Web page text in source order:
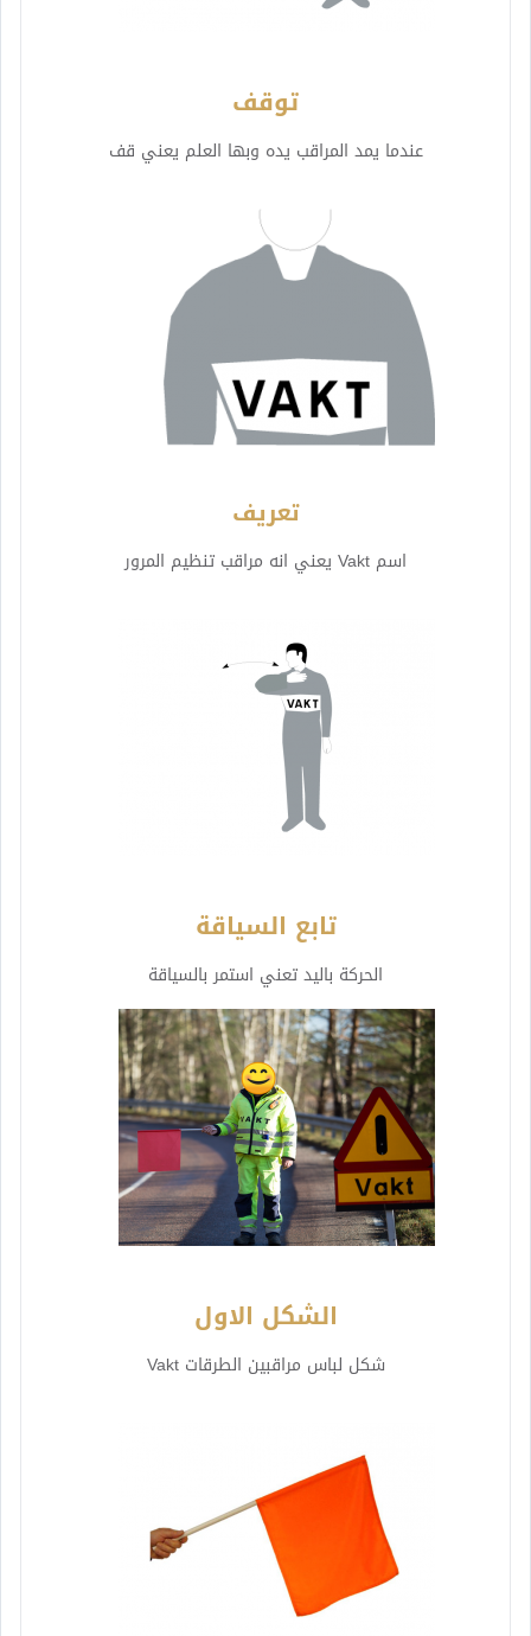
توقف
عندما يمد المراقب يده وبها العلم يعني قف
تعريف
اسم Vakt يعني انه مراقب تنظيم المرور
تابع السياقة
الحركة باليد تعني استمر بالسياقة
الشكل الاول
شكل لباس مراقبين الطرقات Vakt